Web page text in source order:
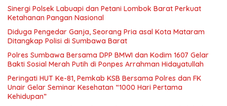
Sinergi Polsek Labuapi dan Petani Lombok Barat Perkuat
Ketahanan Pangan Nasional
Diduga Pengedar Ganja, Seorang Pria asal Kota Mataram
Ditangkap Polisi di Sumbawa Barat
Polres Sumbawa Bersama DPP BMWI dan Kodim 1607 Gelar
Bakti Sosial Merah Putih di Ponpes Arrahman Hidayatullah
Peringati HUT Ke-81, Pemkab KSB Bersama Polres dan FK
Unair Gelar Seminar Kesehatan “1000 Hari Pertama
Kehidupan”